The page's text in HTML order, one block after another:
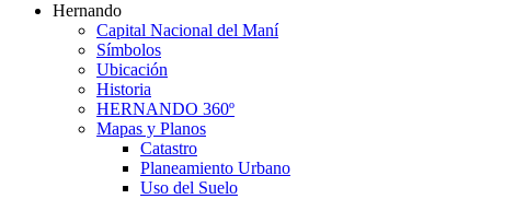
Hernando
Capital Nacional del Maní
Símbolos
Ubicación
Historia
HERNANDO 360º
Mapas y Planos
Catastro
Planeamiento Urbano
Uso del Suelo